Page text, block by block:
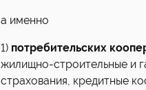
а именно
1) потребительских
жилищно-строительные и
страхования, кредитные